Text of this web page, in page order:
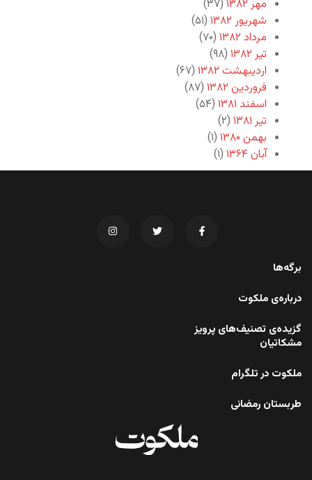
مهر ۱۳۸۲
(۳۷)
شهریور ۱۳۸۲
(۵۱)
مرداد ۱۳۸۲
(۷۰)
تیر ۱۳۸۲
(۹۸)
اردیبهشت ۱۳۸۲
(۶۷)
فروردین ۱۳۸۲
(۸۷)
اسفند ۱۳۸۱
(۵۴)
تیر ۱۳۸۱
(۲)
بهمن ۱۳۸۰
(۱)
آبان ۱۳۶۴
(۱)
برگه‌ها
درباره‌ی ملکوت
گزیده‌ی تصنیف‌های پرویز
مشکاتیان
ملکوت در تلگرام
طربستان رمضانی